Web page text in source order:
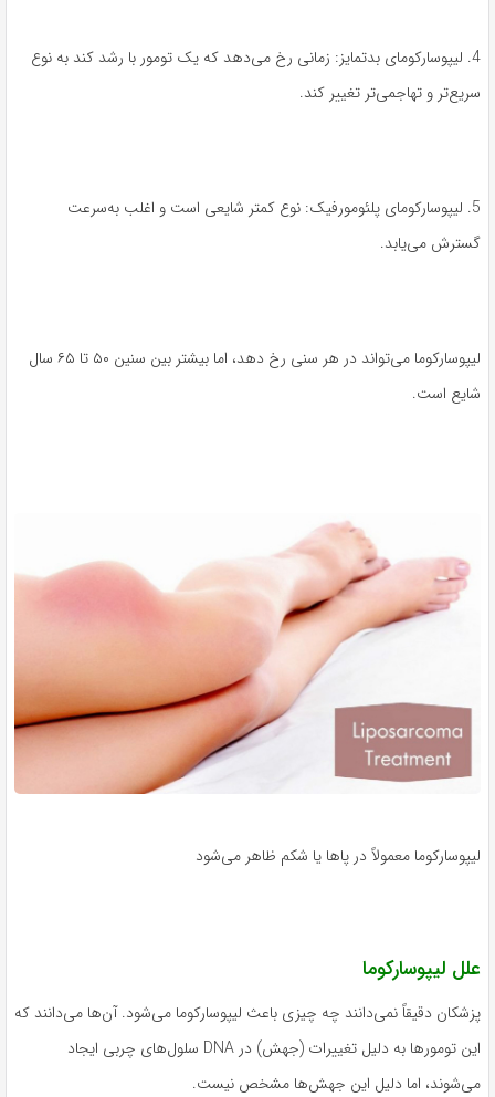
4. لیپوسارکومای بدتمایز: زمانی رخ می‌دهد که یک تومور با رشد کند به نوع
سریع‌تر و تهاجمی‌تر تغییر کند.
5. لیپوسارکومای پلئومورفیک: نوع کمتر شایعی است و اغلب به‌سرعت
گسترش می‌یابد.
لیپوسارکوما می‌تواند در هر سنی رخ دهد، اما بیشتر بین سنین ۵۰ تا ۶۵ سال
شایع است.
لیپوسارکوما معمولاً در پاها یا شکم ظاهر می‌شود
علل لیپوسارکوما
پزشکان دقیقاً نمی‌دانند چه چیزی باعث لیپوسارکوما می‌شود. آن‌ها می‌دانند که
این تومورها به دلیل تغییرات (جهش) در DNA سلول‌های چربی ایجاد
می‌شوند، اما دلیل این جهش‌ها مشخص نیست.